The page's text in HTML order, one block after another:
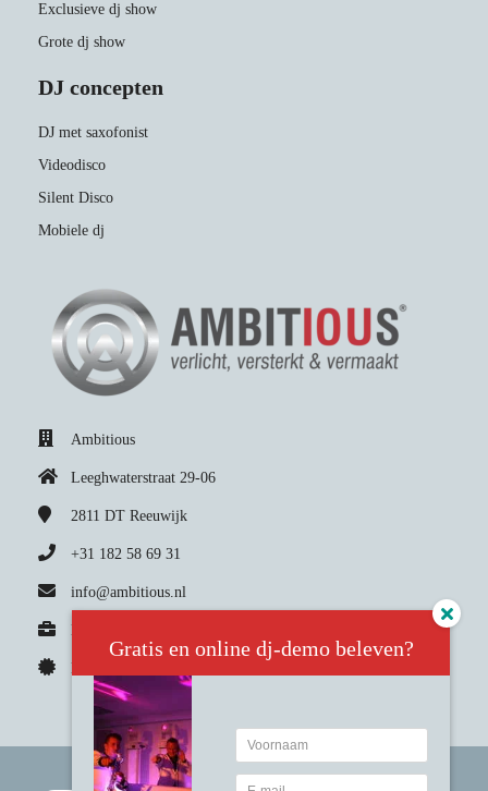
Exclusieve dj show
Grote dj show
DJ concepten
DJ met saxofonist
Videodisco
Silent Disco
Mobiele dj
Ambitious
Leeghwaterstraat 29-06
2811 DT Reeuwijk
+31 182 58 69 31
info@ambitious.nl
KvK nummer: 24.26.73.45
BTW nummer: NL8080.02.338.B01
Gratis en online dj-demo beleven?